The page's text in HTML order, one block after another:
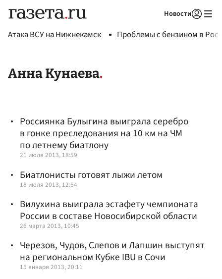
Новости
Атака ВСУ на Нижнекамск Проблемы с бензином в
Анна Кунаева
Россиянка Булыгина выиграла серебро
в гонке преследования на 10 км на ЧМ
по летнему биатлону
21 июля 2013, 18:59
Биатлонисты готовят лыжи летом
18 июля 2013, 12:54
Вилухина выиграла эстафету чемпионата
России в составе Новосибирской области
26 марта 2013, 10:45
Черезов, Чудов, Слепов и Лапшин выступят
на региональном Кубке IBU в Сочи
15 января 2013, 20:11